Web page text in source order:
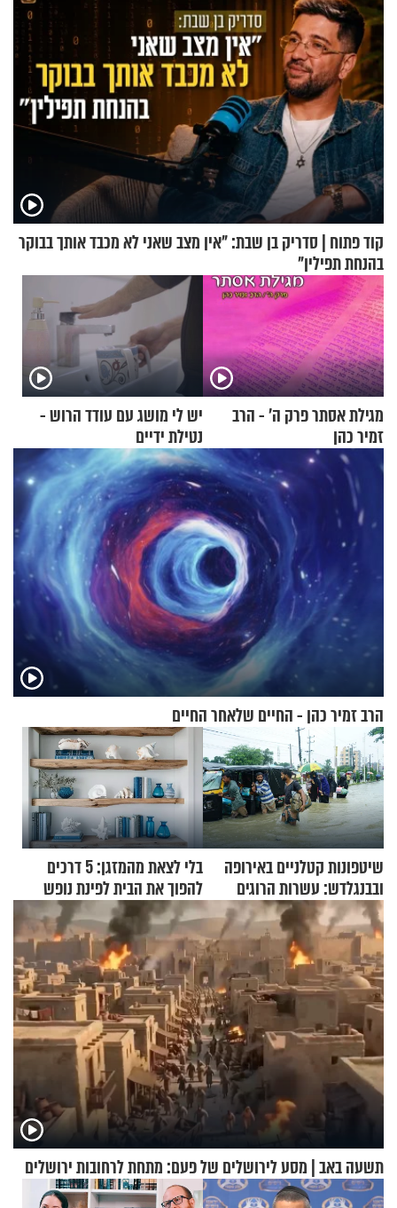
קוד פתוח | סדריק בן שבת: "אין מצב שאני לא מכבד אותך בבוקר
בהנחת תפילין"
מגילת אסתר פרק ה’ - הרב
זמיר כהן
יש לי מושג עם עודד הרוש -
נטילת ידיים
הרב זמיר כהן - החיים שלאחר החיים
שיטפונות קטלניים באירופה
ובבנגלדש: עשרות הרוגים
ומיליון נפגעים
בלי לצאת מהמזגן: 5 דרכים
להפוך את הבית לפינת נופש
מעוצבת
תשעה באב | מסע לירושלים של פעם: מתחת לרחובות ירושלים